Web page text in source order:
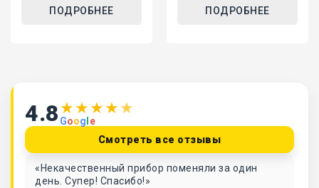
ПОДРОБНЕЕ ПОДРОБНЕЕ
4.8★★★★ ★
Goog e
Смотреть все отзывы
«Некачественный прибор поменяли за один
день. Супер! Спасибо!»